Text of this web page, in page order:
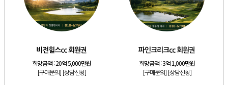
[골프]아시아나cc 회원권
발리오스cc 회원권 종류
비전힐스cc 회원권
파인크리크cc 회원권
비전힐스cc 회원권
희망금액 :20억 5,000만원
[구매문의] [상담신청]
파인크리크cc 회원권
희망금액 :3억 1,000만원
[구매문의] [상담신청]